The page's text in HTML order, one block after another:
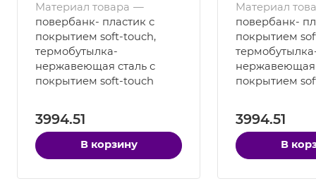
Материал товара —
повербанк- пластик с
покрытием soft-touch,
термобутылка-
нержавеющая cталь с
покрытием soft-touch
3994.51
В корзину
Материал
повербанк-
покрытием
нержавеющая
покрытием
3994.51
В